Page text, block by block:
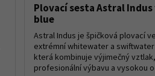
Plovací sesta Astral
blue
Astral Indus je špičková plovací
extrémní whitewater a
která kombinuje výjimečný vztlak,
profesionální výbavu a vysokou